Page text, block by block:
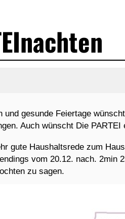
und gesunde Feiertage
Auch wünscht Die PARTEI
gute Haushaltsrede zum
vom 20.12. nach. 2min
zu sagen.